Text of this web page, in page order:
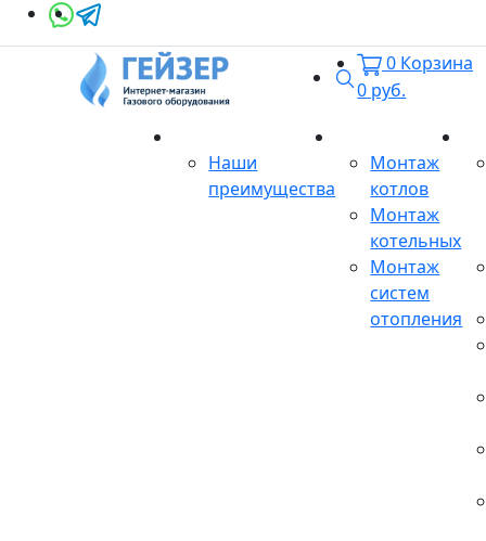
Поиск
0 Корзина
0 руб.
Наши
преимущества
Монтаж
котлов
Монтаж
котельных
Монтаж
систем
отопления